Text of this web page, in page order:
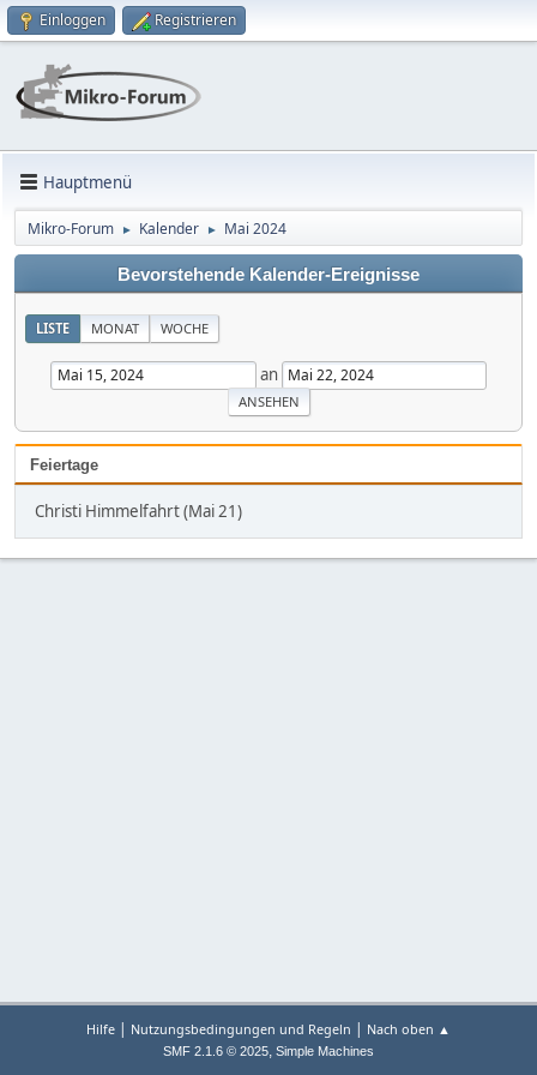
Einloggen Registrieren
Hauptmenü
Mikro-Forum ► Kalender ► Mai 2024
Bevorstehende Kalender-Ereignisse
LISTE MONAT WOCHE
an
Feiertage
Christi Himmelfahrt (Mai 21)
Hilfe | Nutzungsbedingungen und Regeln | Nach oben ▲
SMF 2.1.6 © 2025, Simple Machines